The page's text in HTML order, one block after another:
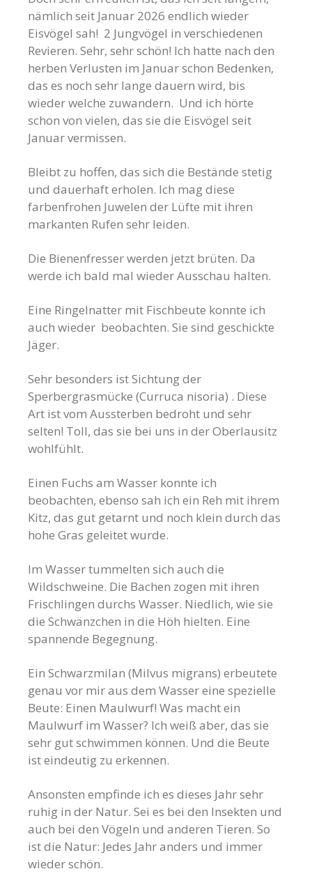
nämlich seit Januar 2026 endlich wieder
Eisvögel sah! 2 Jungvögel in verschiedenen
Revieren. Sehr, sehr schön! Ich hatte nach den
herben Verlusten im Januar schon Bedenken,
das es noch sehr lange dauern wird, bis
wieder welche zuwandern. Und ich hörte
schon von vielen, das sie die Eisvögel seit
Januar vermissen.
Bleibt zu hoffen, das sich die Bestände stetig
und dauerhaft erholen. Ich mag diese
farbenfrohen Juwelen der Lüfte mit ihren
markanten Rufen sehr leiden.
Die Bienenfresser werden jetzt brüten. Da
werde ich bald mal wieder Ausschau halten.
Eine Ringelnatter mit Fischbeute konnte ich
auch wieder beobachten. Sie sind geschickte
Jäger.
Sehr besonders ist Sichtung der
Sperbergrasmücke (Curruca nisoria) . Diese
Art ist vom Aussterben bedroht und sehr
selten! Toll, das sie bei uns in der Oberlausitz
wohlfühlt.
Einen Fuchs am Wasser konnte ich
beobachten, ebenso sah ich ein Reh mit ihrem
Kitz, das gut getarnt und noch klein durch das
hohe Gras geleitet wurde.
Im Wasser tummelten sich auch die
Wildschweine. Die Bachen zogen mit ihren
Frischlingen durchs Wasser. Niedlich, wie sie
die Schwänzchen in die Höh hielten. Eine
spannende Begegnung.
Ein Schwarzmilan (Milvus migrans) erbeutete
genau vor mir aus dem Wasser eine spezielle
Beute: Einen Maulwurf! Was macht ein
Maulwurf im Wasser? Ich weiß aber, das sie
sehr gut schwimmen können. Und die Beute
ist eindeutig zu erkennen.
Ansonsten empfinde ich es dieses Jahr sehr
ruhig in der Natur. Sei es bei den Insekten und
auch bei den Vögeln und anderen Tieren. So
ist die Natur: Jedes Jahr anders und immer
wieder schön.